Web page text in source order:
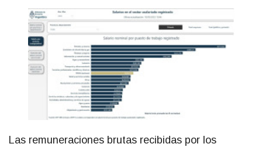
Las remuneraciones brutas recibidas por los